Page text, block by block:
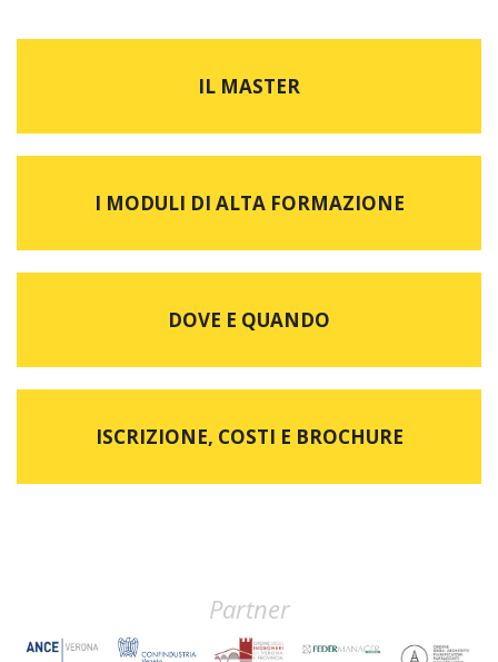
IL MASTER
I MODULI DI ALTA FORMAZIONE
DOVE E QUANDO
ISCRIZIONE, COSTI E BROCHURE
Partner